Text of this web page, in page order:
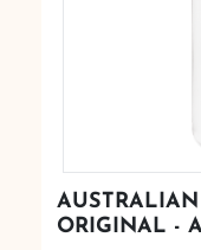
ORIGINAL -